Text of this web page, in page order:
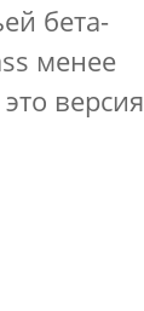
бета-
менее
версия